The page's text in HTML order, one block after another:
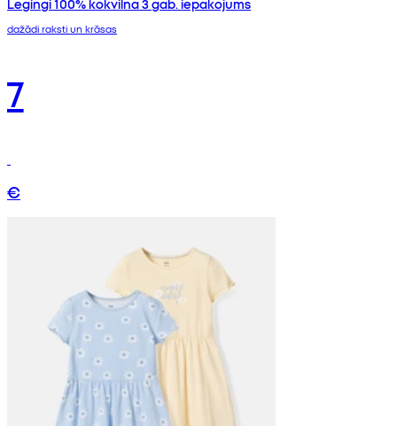
Legingi 100% kokvilna 3 gab. iepakojums
dažādi raksti un krāsas
7
€